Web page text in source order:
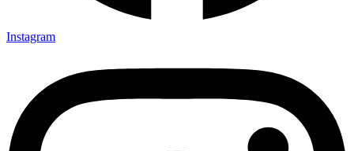
Instagram